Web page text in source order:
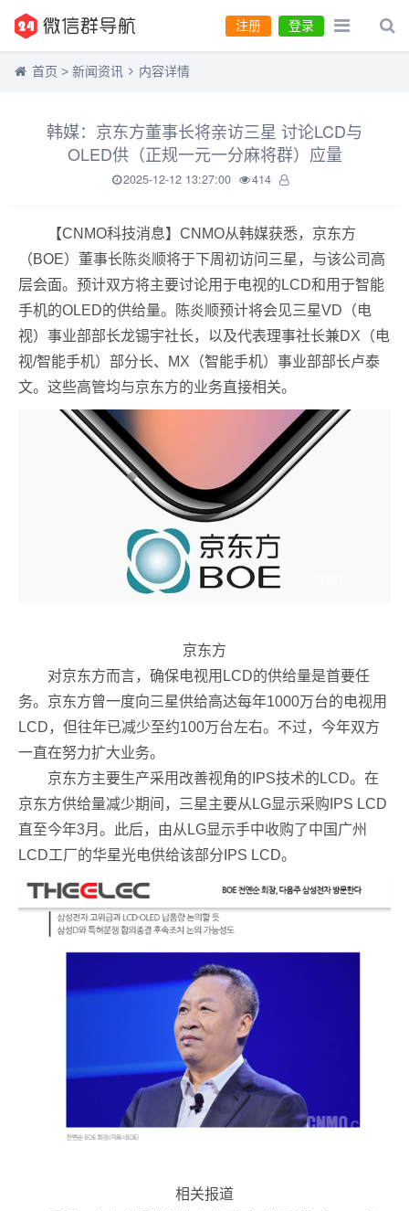
登录
注册
首页 > 新闻资讯 内容详情
韩媒：京东方董事长将亲访三星 讨论LCD与
OLED供（正规一元一分麻将群）应量
2025-12-12 13:27:00 414
【CNMO科技消息】CNMO从韩媒获悉，京东方
（BOE）董事长陈炎顺将于下周初访问三星，与该公司高
层会面。预计双方将主要讨论用于电视的LCD和用于智能
手机的OLED的供给量。
陈炎顺预计将会见三星VD（电
视）事业部部长龙锡宇社长，以及代表理事社长兼DX（电
视/智能手机）部分长、MX（智能手机）事业部部长卢泰
文。这些高管均与京东方的业务直接相关。
京东方
对京东方而言，确保电视用LCD的供给量是首要任
务。京东方曾一度向三星供给高达每年1000万台的电视用
LCD，但往年已减少至约100万台左右。不过，今年双方
一直在努力扩大业务。
京东方主要生产采用改善视角的IPS技术的LCD。在
京东方供给量减少期间，三星主要从LG显示采购IPS LCD
直至今年3月。此后，由从LG显示手中收购了中国广州
LCD工厂的华星光电供给该部分IPS LCD。
相关报道